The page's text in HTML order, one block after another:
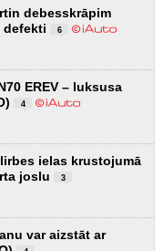
debesskrāpim
defekti
6
EREV – luksusa
4
ielas krustojumā
joslu
3
var aizstāt ar